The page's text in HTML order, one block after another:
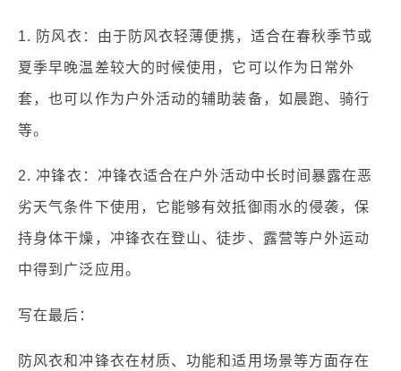
1. 防风衣：由于防风衣轻薄便携，适合在春秋季节或
夏季早晚温差较大的时候使用，它可以作为日常外
套，也可以作为户外活动的辅助装备，如晨跑、骑行
等。
2. 冲锋衣：冲锋衣适合在户外活动中长时间暴露在恶
劣天气条件下使用，它能够有效抵御雨水的侵袭，保
持身体干燥，冲锋衣在登山、徒步、露营等户外运动
中得到广泛应用。
写在最后：
防风衣和冲锋衣在材质、功能和适用场景等方面存在